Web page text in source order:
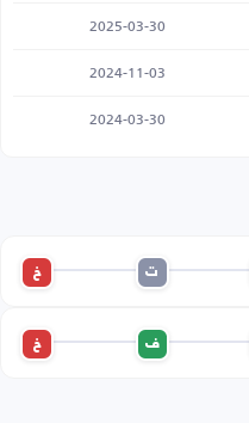
2025-03-30
2024-11-03
2024-03-30
ت خ
ف خ